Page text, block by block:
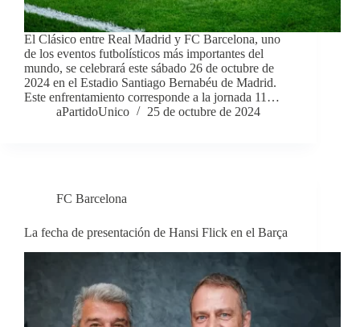
El Clásico entre Real Madrid y FC Barcelona, uno
de los eventos futbolísticos más importantes del
mundo, se celebrará este sábado 26 de octubre de
2024 en el Estadio Santiago Bernabéu de Madrid.
Este enfrentamiento corresponde a la jornada 11…
aPartidoUnico
25 de octubre de 2024
FC Barcelona
La fecha de presentación de Hansi Flick en el Barça